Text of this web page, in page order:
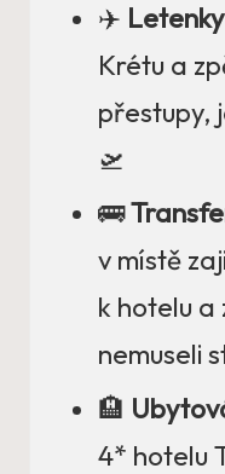
✈️
Krétu a
přestupy,
🛫
🚌
v místě
k hotelu a
nemuseli
🏨
4* hotelu